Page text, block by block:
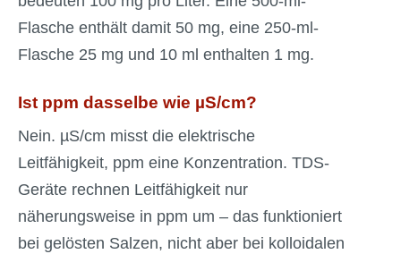
Flasche enthält damit 50 mg, eine 250-ml-
Flasche 25 mg und 10 ml enthalten 1 mg.
Ist ppm dasselbe wie µS/cm?
Nein. µS/cm misst die elektrische
Leitfähigkeit, ppm eine Konzentration. TDS-
Geräte rechnen Leitfähigkeit nur
näherungsweise in ppm um – das funktioniert
bei gelösten Salzen, nicht aber bei kolloidalen